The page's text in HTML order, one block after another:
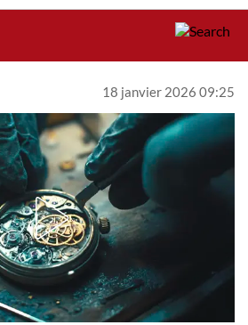
18 janvier 2026 09:25